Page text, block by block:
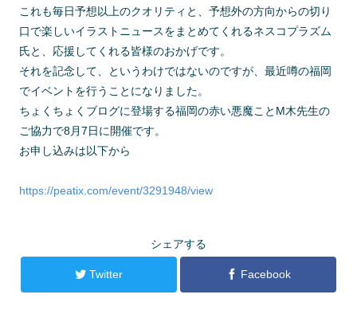
これも毎日予想以上のクオリティと、予想外の方向からの切り
口で楽しいイラストニュースをまとめてくれるネスコプラズム
氏と、応援してくれる皆様のおかげです。
それを記念して、というわけではないのですが、最近噂の福岡
でイベントを行うことになりました。
ちょくちょくブログに登場する福岡の赤い悪魔ことM木先生の
ご協力で8月7日に開催です。
お申し込みは以下から
https://peatix.com/event/3291948/view
シェアする
Twitter Facebook